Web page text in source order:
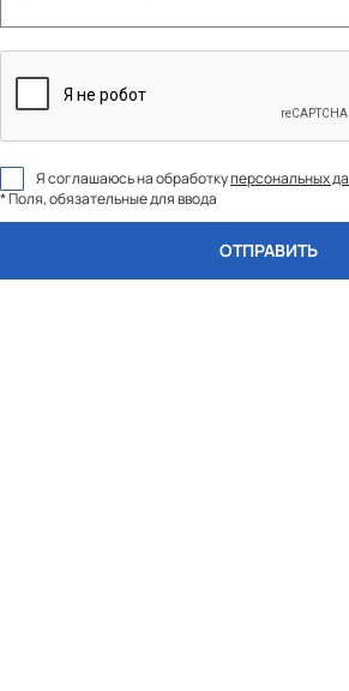
Я соглашаюсь на обработкуперсональных
* Поля, обязательные для ввода
ОТПРАВИТЬ